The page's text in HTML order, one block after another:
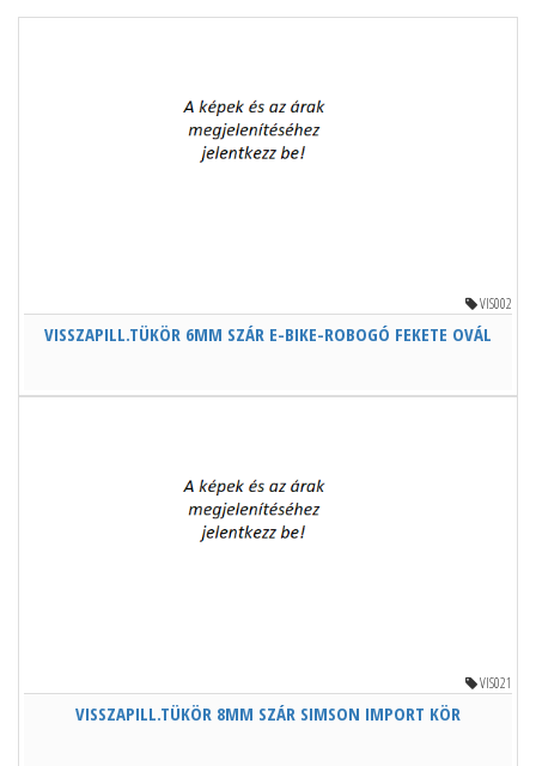
VIS002
VISSZAPILL.TÜKÖR 6MM SZÁR E-BIKE-ROBOGÓ FEKETE OVÁL
VIS021
VISSZAPILL.TÜKÖR 8MM SZÁR SIMSON IMPORT KÖR